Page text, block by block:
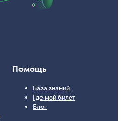
Помощь
База знаний
Где мой билет
Блог